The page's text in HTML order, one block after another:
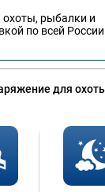
Доставка
для
рыбалки и
по всей России